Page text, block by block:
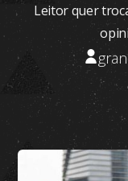
Leitor quer